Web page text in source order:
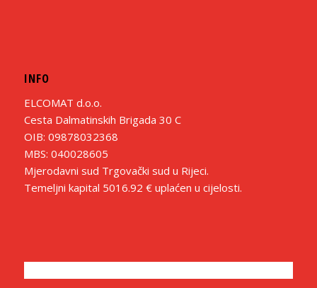
INFO
ELCOMAT d.o.o.
Cesta Dalmatinskih Brigada 30 C
OIB: 09878032368
MBS: 040028605
Mjerodavni sud Trgovački sud u Rijeci.
Temeljni kapital 5016.92 € uplaćen u cijelosti.